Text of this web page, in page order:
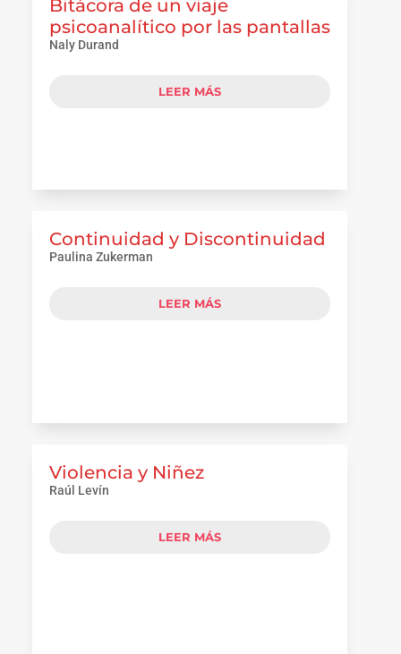
Bitácora de un viaje
psicoanalítico por las pantallas
Naly Durand
LEER MÁS
Continuidad y Discontinuidad​
Paulina Zukerman
LEER MÁS
Violencia y Niñez
Raúl Levín
LEER MÁS